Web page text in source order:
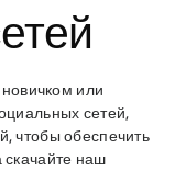
или
сетей,
чтобы обеспечить
наш